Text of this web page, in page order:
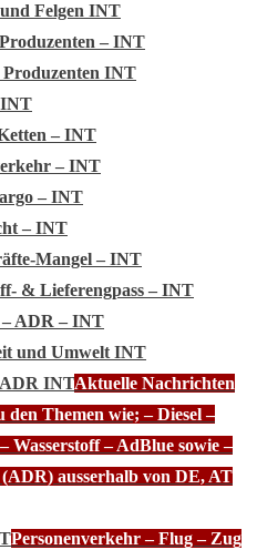
Felgen INT
– INT
INT
– INT
– INT
– INT
– INT
Mangel – INT
& Lieferengpass – INT
ADR – INT
und Umwelt INT
INTAktuelle Nachrichten
den Themen wie; – Diesel –
Wasserstoff – AdBlue sowie –
ausserhalb von DE, AT
Personenverkehr – Flug – Zug